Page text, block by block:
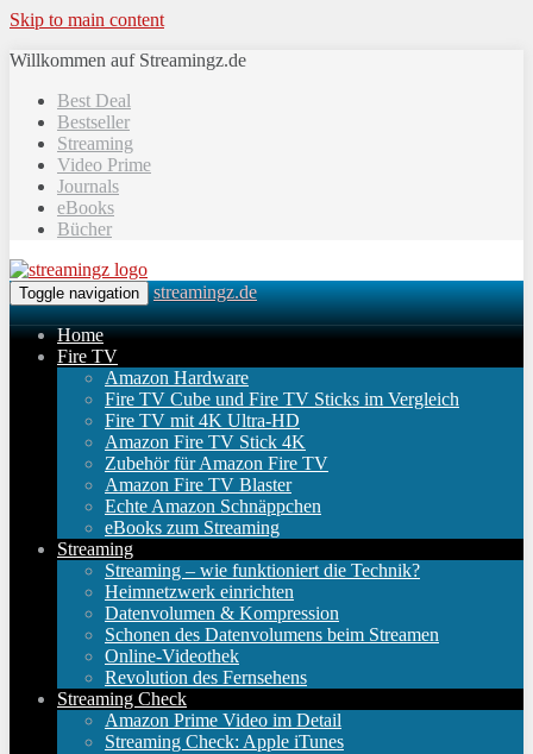
Skip to main content
Willkommen auf Streamingz.de
Best Deal
Bestseller
Streaming
Video Prime
Journals
eBooks
Bücher
Toggle navigation streamingz.de
Home
Fire TV
Amazon Hardware
Fire TV Cube und Fire TV Sticks im Vergleich
Fire TV mit 4K Ultra-HD
Amazon Fire TV Stick 4K
Zubehör für Amazon Fire TV
Amazon Fire TV Blaster
Echte Amazon Schnäppchen
eBooks zum Streaming
Streaming
Streaming – wie funktioniert die Technik?
Heimnetzwerk einrichten
Datenvolumen & Kompression
Schonen des Datenvolumens beim Streamen
Online-Videothek
Revolution des Fernsehens
Streaming Check
Amazon Prime Video im Detail
Streaming Check: Apple iTunes